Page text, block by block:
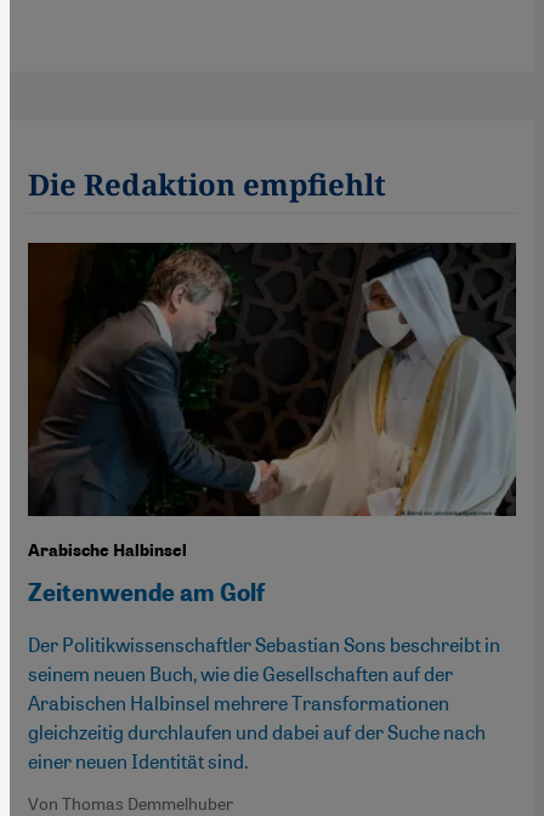
Die Redaktion empfiehlt
Arabische Halbinsel
Zeitenwende am Golf
Der Politikwissenschaftler Sebastian Sons beschreibt in
seinem neuen Buch, wie die Gesellschaften auf der
Arabischen Halbinsel mehrere Transformationen
gleichzeitig durchlaufen und dabei auf der Suche nach
einer neuen Identität sind.
Von Thomas Demmelhuber